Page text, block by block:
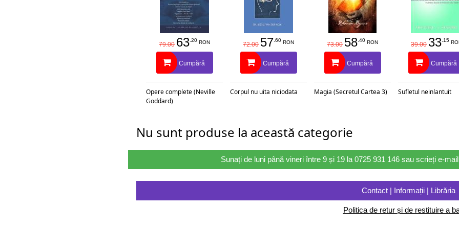
79.00 63 .20 RON
Cumpără
Opere complete (Neville
Goddard)
72.00 57 .60 RON
Cumpără
Corpul nu uita niciodata
73.00 58 .40 RON
Cumpără
Magia (Secretul Cartea 3)
39.00 33 .15
Cumpără
Sufletul neinlantuit
Nu sunt produse la această categorie
Sunați de luni până vineri între 9 și 19 la 0725 931 146 sau scrieți e-
Contact | Informații | Librăria
Politica de retur și de restituire a